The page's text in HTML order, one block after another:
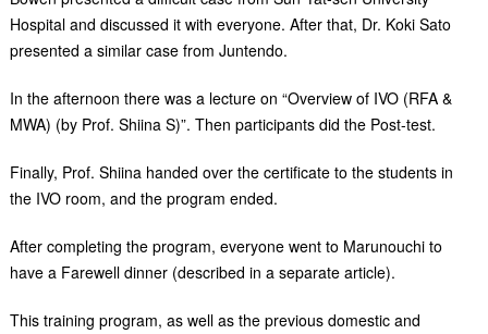
Hospital and discussed it with everyone. After that, Dr. Koki Sato
presented a similar case from Juntendo.
In the afternoon there was a lecture on “Overview of IVO (RFA &
MWA) (by Prof. Shiina S)”. Then participants did the Post-test.
Finally, Prof. Shiina handed over the certificate to the students in
the IVO room, and the program ended.
After completing the program, everyone went to Marunouchi to
have a Farewell dinner (described in a separate article).
This training program, as well as the previous domestic and